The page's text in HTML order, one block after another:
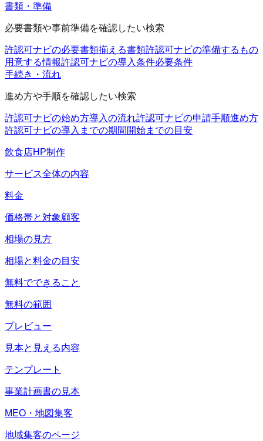
書類・準備
必要書類や事前準備を確認したい検索
許認可ナビの必要書類揃える書類許認可ナビの準備するもの
用意する情報許認可ナビの導入条件必要条件
手続き・流れ
進め方や手順を確認したい検索
許認可ナビの始め方導入の流れ許認可ナビの申請手順進め方
許認可ナビの導入までの期間 開始までの目安
飲食店HP制作
サービス全体の内容
料金
価格帯と対象顧客
相場の見方
相場と料金の目安
無料でできること
無料の範囲
プレビュー
見本と見える内容
テンプレート
事業計画書の見本
MEO・地図集客
地域集客のページ